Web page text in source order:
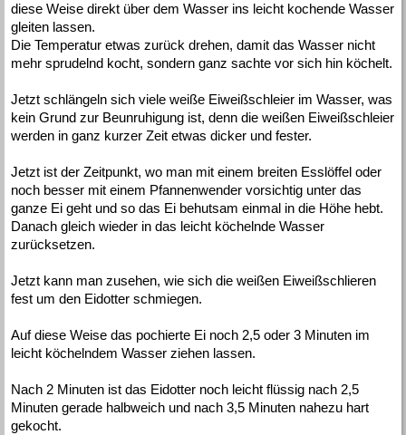
diese Weise direkt über dem Wasser ins leicht kochende Wasser
gleiten lassen.
Die Temperatur etwas zurück drehen, damit das Wasser nicht
mehr sprudelnd kocht, sondern ganz sachte vor sich hin köchelt.
Jetzt schlängeln sich viele weiße Eiweißschleier im Wasser, was
kein Grund zur Beunruhigung ist, denn die weißen Eiweißschleier
werden in ganz kurzer Zeit etwas dicker und fester.
Jetzt ist der Zeitpunkt, wo man mit einem breiten Esslöffel oder
noch besser mit einem Pfannenwender vorsichtig unter das
ganze Ei geht und so das Ei behutsam einmal in die Höhe hebt.
Danach gleich wieder in das leicht köchelnde Wasser
zurücksetzen.
Jetzt kann man zusehen, wie sich die weißen Eiweißschlieren
fest um den Eidotter schmiegen.
Auf diese Weise das pochierte Ei noch 2,5 oder 3 Minuten im
leicht köchelndem Wasser ziehen lassen.
Nach 2 Minuten ist das Eidotter noch leicht flüssig nach 2,5
Minuten gerade halbweich und nach 3,5 Minuten nahezu hart
gekocht.